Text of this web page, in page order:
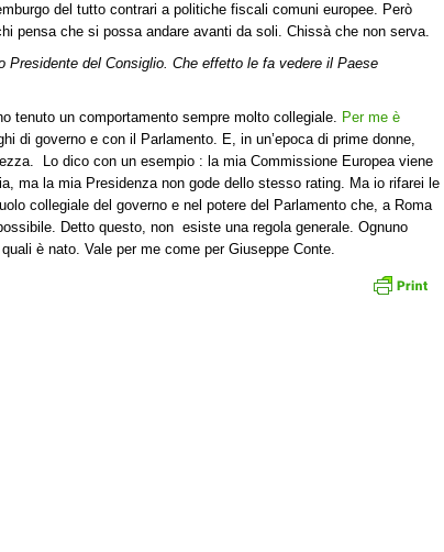
del tutto contrari a politiche fiscali comuni europee. Però
pensa che si possa andare avanti da soli. Chissà che non serva.
Presidente del Consiglio. Che effetto le fa vedere il Paese
tenuto un comportamento sempre molto collegiale. Per me è
di governo e con il Parlamento. E, in un’epoca di prime donne,
Lo dico con un esempio : la mia Commissione Europea viene
ma la mia Presidenza non gode dello stesso rating. Ma io rifarei le
collegiale del governo e nel potere del Parlamento che, a Roma
Detto questo, non esiste una regola generale. Ognuno
è nato. Vale per me come per Giuseppe Conte.